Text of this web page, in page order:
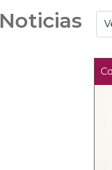
Noticias